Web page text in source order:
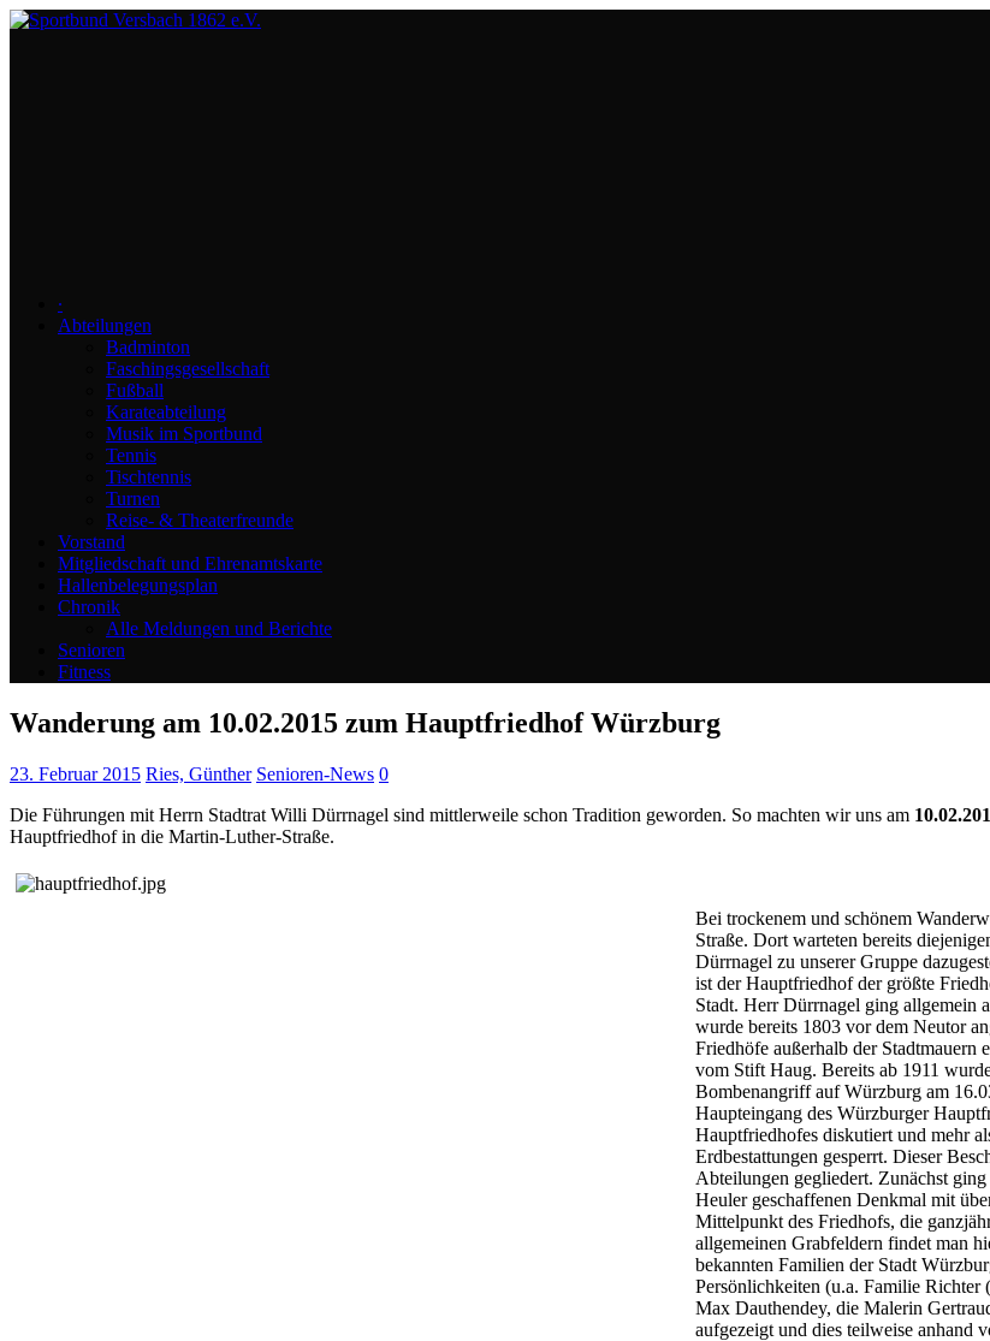
∙
Abteilungen
Badminton
Faschingsgesellschaft
Fußball
Karateabteilung
Musik im Sportbund
Tennis
Tischtennis
Turnen
Reise- & Theaterfreunde
Vorstand
Mitgliedschaft und Ehrenamtskarte
Hallenbelegungsplan
Chronik
Alle Meldungen und Berichte
Senioren
Fitness
Wanderung am 10.02.2015 zum Hauptfriedhof Würzburg
23. Februar 2015 Ries, Günther Senioren-News 0
Die Führungen mit Herrn Stadtrat Willi Dürrnagel sind mittlerweile schon Tradition geworden. So machten wir uns am
Hauptfriedhof in die Martin-Luther-Straße.
Bei trockenem und schönem
Straße. Dort warteten bereits
Dürrnagel zu unserer Gruppe
ist der Hauptfriedhof der größte
Stadt. Herr Dürrnagel ging allgemein
wurde bereits 1803 vor dem Neutor
Friedhöfe außerhalb der Stadtmauern
vom Stift Haug. Bereits ab 1911
Bombenangriff auf Würzburg am
Haupteingang des Würzburger
Hauptfriedhofes diskutiert und mehr
Erdbestattungen gesperrt. Dieser
Abteilungen gegliedert. Zunächst
Heuler geschaffenen Denkmal mit
Mittelpunkt des Friedhofs, die
allgemeinen Grabfeldern findet man
bekannten Familien der Stadt
Persönlichkeiten (u.a. Familie
Max Dauthendey, die Malerin
aufgezeigt und dies teilweise anhand